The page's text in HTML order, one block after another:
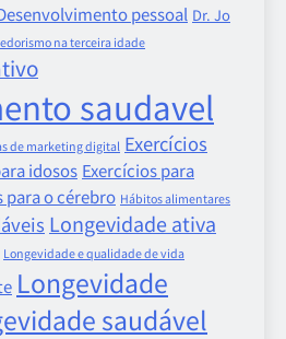
pessoal Dr. Jo
na terceira idade
saudavel
de marketing digital Exercícios
idosos Exercícios para
para o cérebro Hábitos alimentares
Longevidade ativa
Longevidade e qualidade de vida
Longevidade
saudável